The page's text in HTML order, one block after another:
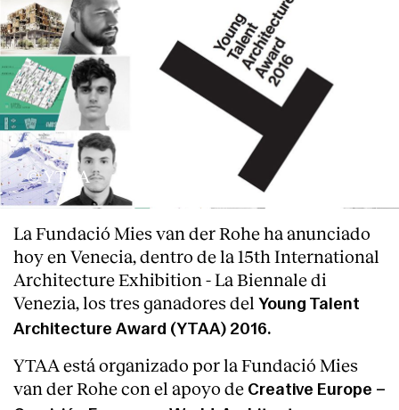
© YTAA
La Fundació Mies van der Rohe ha anunciado
hoy en Venecia, dentro de la 15th International
Architecture Exhibition - La Biennale di
Venezia, los tres ganadores del Young Talent
Architecture Award (YTAA) 2016.
YTAA está organizado por la Fundació Mies
van der Rohe con el apoyo de Creative Europe –